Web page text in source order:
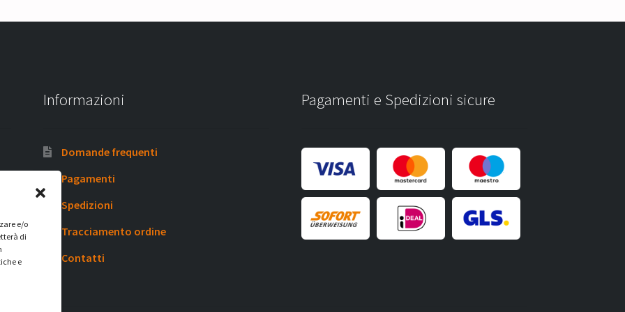
e/o
di
e
Informazioni
Domande frequenti
Pagamenti
Spedizioni
Tracciamento ordine
Contatti
Pagamenti e Spedizioni sicure